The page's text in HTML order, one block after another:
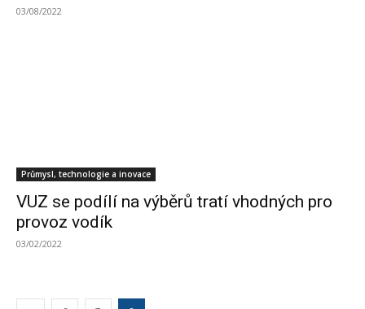
03/08/2022
Průmysl, technologie a inovace
VUZ se podílí na výběrů tratí vhodných pro
provoz vodík
03/02/2022